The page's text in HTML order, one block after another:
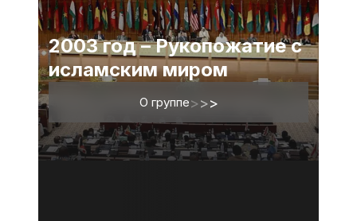
2003 год – Рукопожатие с
исламским миром
О группе>>>